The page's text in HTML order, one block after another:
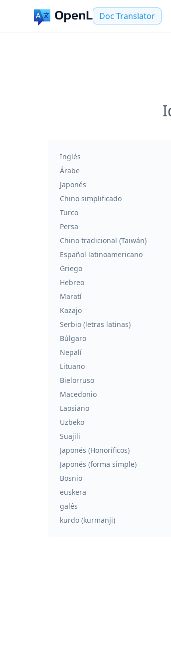
Doc Translator
Inglés
Árabe
Japonés
Chino simplificado
Turco
Persa
Chino tradicional (Taiwán)
Español latinoamericano
Griego
Hebreo
Maratí
Kazajo
Serbio (letras latinas)
Búlgaro
Nepalí
Lituano
Bielorruso
Macedonio
Laosiano
Uzbeko
Suajili
Japonés (Honoríficos)
Japonés (forma simple)
Bosnio
euskera
galés
kurdo (kurmanji)